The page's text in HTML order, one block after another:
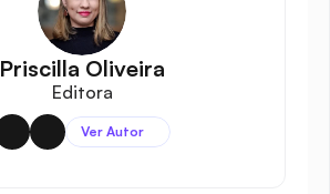
Priscilla Oliveira
Editora
Ver Autor